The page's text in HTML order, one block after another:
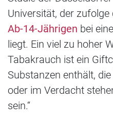
Universität, der zufolge
Ab-14-Jährigen bei
liegt. Ein viel zu hoher
Tabakrauch ist ein
Substanzen enthält,
oder im Verdacht
sein.“